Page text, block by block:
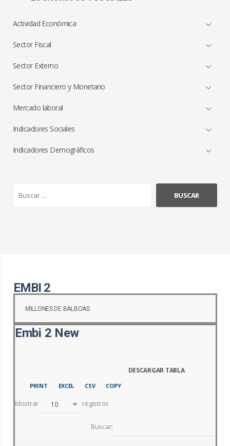
Actividad Económica
Sector Fiscal
Sector Externo
Sector Financiero y Monetario
Mercado laboral
Indicadores Sociales
Indicadores Demográficos
EMBI 2
MILLONES DE BALBOAS
Embi 2 New
PRINT EXCEL CSV COPY
Mostrar 10 registros
Buscar: